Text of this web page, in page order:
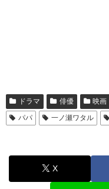
ドラマ 俳優 映画
パパ
一ノ瀬ワタル
X